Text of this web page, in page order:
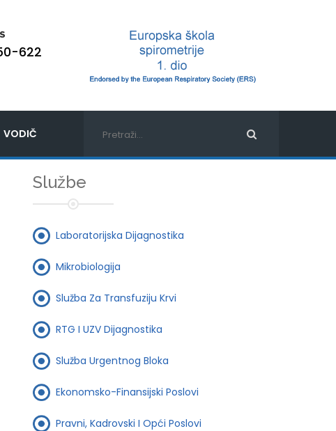
622
VODIČ
Službe
Laboratorijska Dijagnostika
Mikrobiologija
Služba Za Transfuziju Krvi
RTG I UZV Dijagnostika
Služba Urgentnog Bloka
Ekonomsko-Finansijski Poslovi
Pravni, Kadrovski I Opći Poslovi